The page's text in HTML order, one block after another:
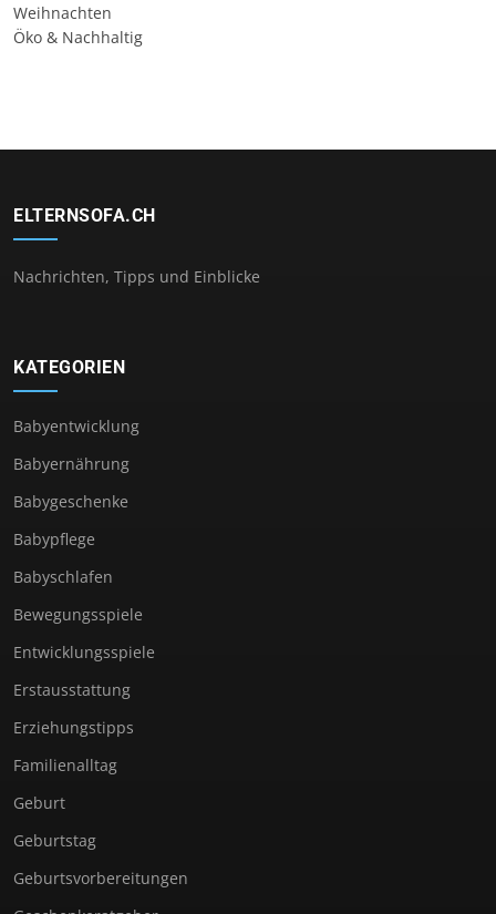
Weihnachten
Öko & Nachhaltig
ELTERNSOFA.CH
Nachrichten, Tipps und Einblicke
KATEGORIEN
Babyentwicklung
Babyernährung
Babygeschenke
Babypflege
Babyschlafen
Bewegungsspiele
Entwicklungsspiele
Erstausstattung
Erziehungstipps
Familienalltag
Geburt
Geburtstag
Geburtsvorbereitungen